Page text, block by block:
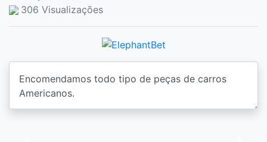
306 Visualizações